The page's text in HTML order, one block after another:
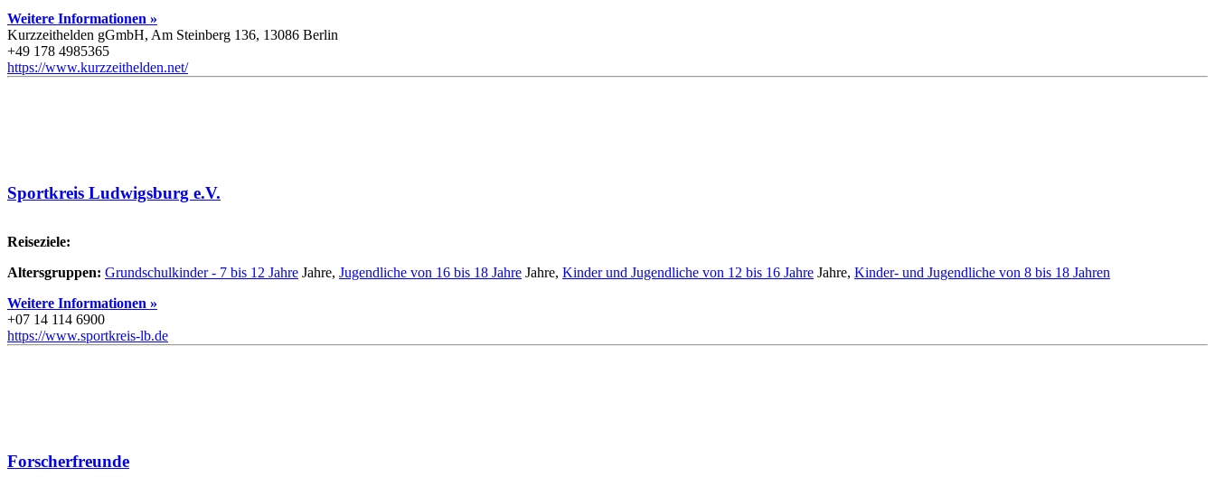
Weitere Informationen »
Kurzzeithelden gGmbH, Am Steinberg 136, 13086 Berlin
+49 178 4985365
https://www.kurzzeithelden.net/
Sportkreis Ludwigsburg e.V.
Reiseziele:
Altersgruppen: Grundschulkinder - 7 bis 12 Jahre Jahre, Jugendliche von 16 bis 18 Jahre Jahre, Kinder und Jugendliche von 12 bis 16 Jahre Jahre, Kinder- und Jugendliche von 8 bis 18 Jahren
Weitere Informationen »
+07 14 114 6900
https://www.sportkreis-lb.de
Forscherfreunde